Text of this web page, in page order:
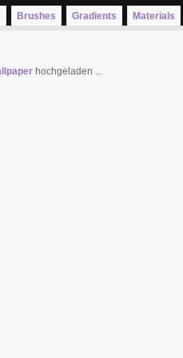
Brushes Gradients Materials
hochgeladen ...